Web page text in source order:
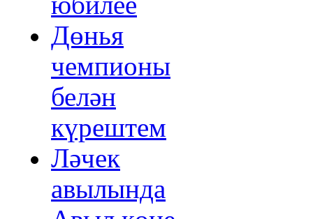
Дөнья
чемпионы
белән
күрештем
Ләчек
авылында